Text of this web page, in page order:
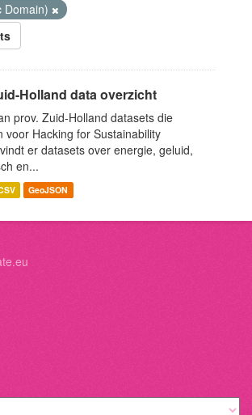
Domain)
Holland data overzicht
prov. Zuid-Holland datasets die
voor Hacking for Sustainability
er datasets over energie, geluid,
en...
GeoJSON